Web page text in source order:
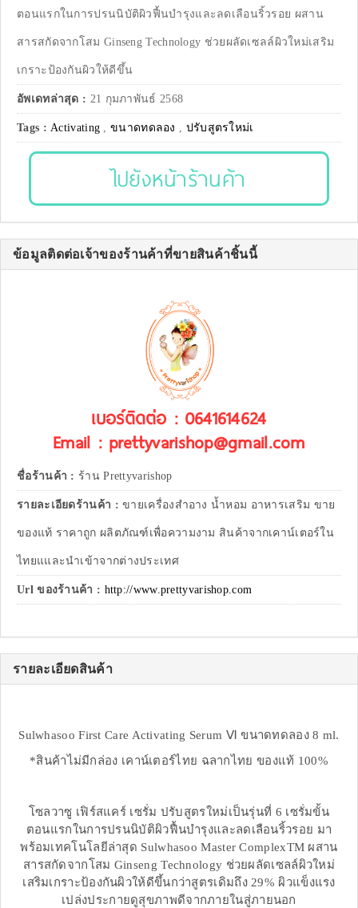
ตอนแรกในการปรนนิบัติผิวฟื้นบำรุงและลดเลือนริ้วรอย ผสาน
สารสกัดจากโสม Ginseng Technology ช่วยผลัดเซลล์ผิวใหม่เสริม
เกราะป้องกันผิวให้ดีขึ้น
อัพเดทล่าสุด : 21 กุมภาพันธ์ 2568
Tags :Activating ,ขนาดทดลอง , ปรับสูตรใหม่เ
ไปยังหน้าร้านค้า
ข้อมูลติดต่อเจ้าของร้านค้าที่ขายสินค้าชิ้นนี้
เบอร์ติดต่อ : 0641614624
Email : prettyvarishop@gmail.com
ชื่อร้านค้า : ร้าน Prettyvarishop
รายละเอียดร้านค้า :ขายเครื่องสำอาง น้ำหอม อาหารเสริม ขาย
ของแท้ ราคาถูก ผลิตภัณฑ์เพื่อความงาม สินค้าจากเคาน์เตอร์ใน
ไทยแและนำเข้าจากต่างประเทศ
Url ของร้านค้า : http://www.prettyvarishop.com
รายละเอียดสินค้า
Sulwhasoo First Care Activating Serum Ⅵ ขนาดทดลอง 8 ml.
*สินค้าไม่มีกล่อง เคาน์เตอร์ไทย ฉลากไทย ของแท้ 100%
โซลวาซู เฟิร์สแคร์ เซรั่ม ปรับสูตรใหม่เป็นรุ่นที่ 6 เซรั่มขั้น
ตอนแรกในการปรนนิบัติผิวฟื้นบำรุงและลดเลือนริ้วรอย มา
พร้อมเทคโนโลยีล่าสุด Sulwhasoo Master ComplexTM ผสาน
สารสกัดจากโสม Ginseng Technology ช่วยผลัดเซลล์ผิวใหม่
เสริมเกราะป้องกันผิวให้ดีขึ้นกว่าสูตรเดิมถึง 29% ผิวแข็งแรง
เปล่งประกายดูสุขภาพดีจากภายในสู่ภายนอก